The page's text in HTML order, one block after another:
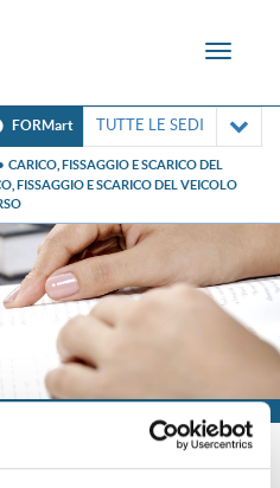
Toggle
FORMart TUTTE LE SEDI
CARICO, FISSAGGIO E SCARICO DEL
FISSAGGIO E SCARICO DEL VEICOLO